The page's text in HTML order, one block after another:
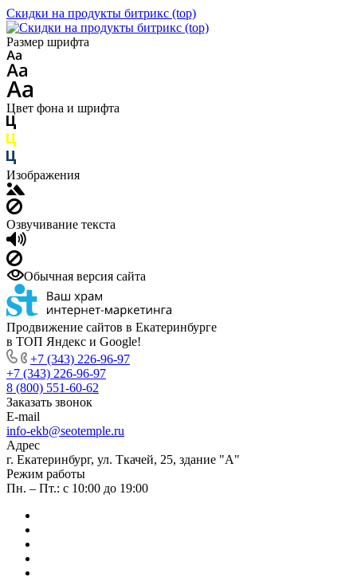
Скидки на продукты битрикс (top)
Размер шрифта
Цвет фона и шрифта
Изображения
Озвучивание текста
Обычная версия сайта
Продвижение сайтов в Екатеринбурге
в ТОП Яндекс и Google!
+7 (343) 226-96-97
+7 (343) 226-96-97
8 (800) 551-60-62
Заказать звонок
E-mail
info-ekb@seotemple.ru
Адрес
г. Екатеринбург, ул. Ткачей, 25, здание "А"
Режим работы
Пн. – Пт.: с 10:00 до 19:00